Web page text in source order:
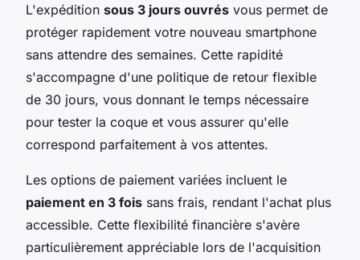
L'expédition sous 3 jours ouvrés vous permet de
protéger rapidement votre nouveau smartphone
sans attendre des semaines. Cette rapidité
s'accompagne d'une politique de retour flexible
de 30 jours, vous donnant le temps nécessaire
pour tester la coque et vous assurer qu'elle
correspond parfaitement à vos attentes.
Les options de paiement variées incluent le
paiement en 3 fois sans frais, rendant l'achat plus
accessible. Cette flexibilité financière s'avère
particulièrement appréciable lors de l'acquisition